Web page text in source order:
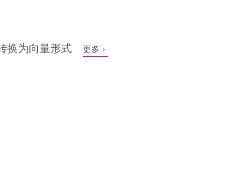
换为向量形式 更多